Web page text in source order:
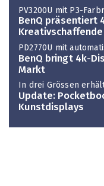
PV3200U mit P3-
BenQ präsentiert
Kreativschaffende
PD2770U mit
BenQ bringt 4k-
Markt
In drei Grössen
Update:
Kunstdisplays